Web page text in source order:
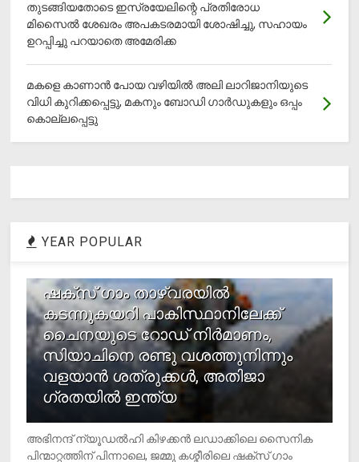
തുടങ്ങിയതോടെ ഇസ്രയേലിന്റെ പ്രതിരോധ
മിസൈല്‍ ശേഖരം അപകടരമായി ശോഷിച്ചു, സഹായം
ഉറപ്പിച്ചു പറയാതെ അമേരിക്ക
മകളെ കാണാന്‍ പോയ വഴിയില്‍ അലി ലാറിജാനിയുടെ
വിധി കുറിക്കപ്പെട്ടു, മകനും ബോഡി ഗാര്‍ഡുകളും ഒപ്പം
കൊല്ലപ്പെട്ടു
YEAR POPULAR
ഷക്സ് ​ഗാം താഴ്‌വരയിൽ
കടന്നുകയറി പാകിസ്ഥാനിലേക്ക്
ചൈനയുടെ റോഡ് നിർമാണം,
സിയാചിനെ രണ്ടു വശത്തുനിന്നും
വളയാൻ ശത്രുക്കൾ, അതിജാ​
ഗ്രതയിൽ ഇന്ത്യ
അഭിനന്ദ് ന്യൂഡൽഹി കിഴക്കൻ ലഡാക്കിലെ സൈനിക
പിന്മാറ്റത്തിന് പിന്നാലെ, ജമ്മു കശ്മീരിലെ ഷക്സ് ​ഗാം